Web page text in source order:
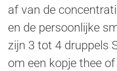
af van de
en de persoonlijke
zijn 3 tot 4 druppels
om een kopje thee